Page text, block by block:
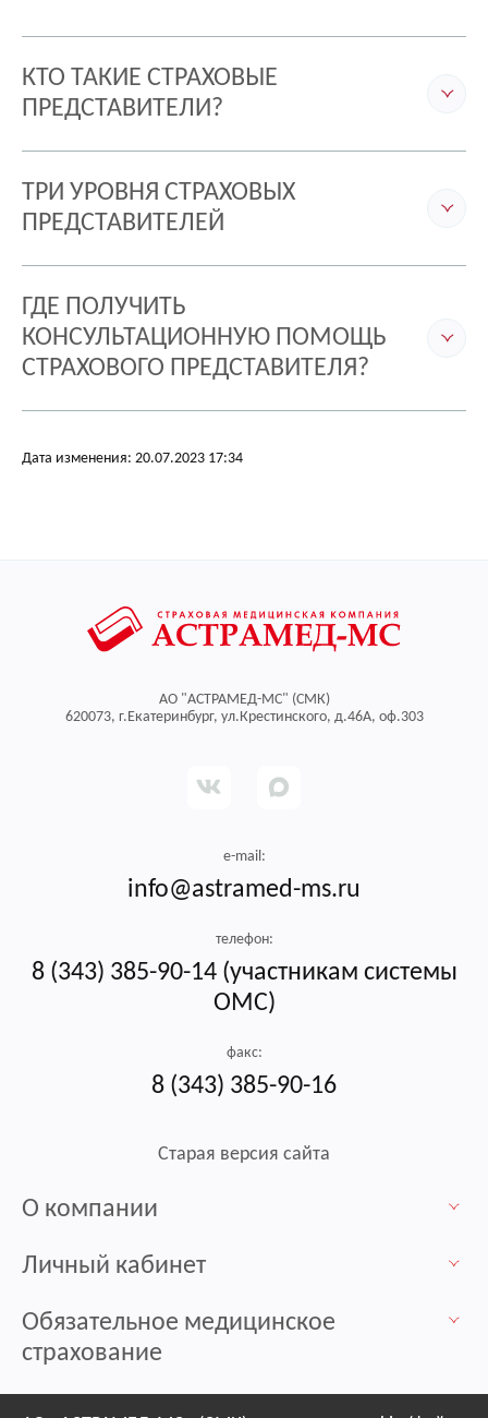
КТО ТАКИЕ СТРАХОВЫЕ
ПРЕДСТАВИТЕЛИ?
ТРИ УРОВНЯ СТРАХОВЫХ
ПРЕДСТАВИТЕЛЕЙ
ГДЕ ПОЛУЧИТЬ
КОНСУЛЬТАЦИОННУЮ ПОМОЩЬ
СТРАХОВОГО ПРЕДСТАВИТЕЛЯ?
Дата изменения: 20.07.2023 17:34
Свердловская областьНет учетной записи на Госуслугах?
АО "АСТРАМЕД-МС" (СМК)
620073, г.Екатеринбург, ул.Крестинского, д.46А, оф.303
e-mail:
info@astramed-ms.ru
телефон:
8 (343) 385-90-14 (участникам системы
ОМС)
факс:
8 (343) 385-90-16
Старая версия сайта
О компании
Личный кабинет
Обязательное медицинское
страхование
Контакты / Пункты выдачи